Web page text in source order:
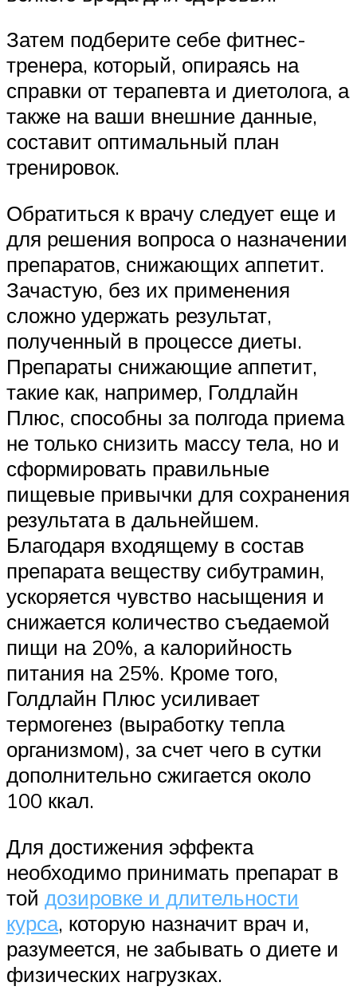
Затем подберите себе фитнес-
тренера, который, опираясь на
справки от терапевта и диетолога, а
также на ваши внешние данные,
составит оптимальный план
тренировок.
Обратиться к врачу следует еще и
для решения вопроса о назначении
препаратов, снижающих аппетит.
Зачастую, без их применения
сложно удержать результат,
полученный в процессе диеты.
Препараты снижающие аппетит,
такие как, например, Голдлайн
Плюс, способны за полгода приема
не только снизить массу тела, но и
сформировать правильные
пищевые привычки для сохранения
результата в дальнейшем.
Благодаря входящему в состав
препарата веществу сибутрамин,
ускоряется чувство насыщения и
снижается количество съедаемой
пищи на 20%, а калорийность
питания на 25%. Кроме того,
Голдлайн Плюс усиливает
термогенез (выработку тепла
организмом), за счет чего в сутки
дополнительно сжигается около
100 ккал.
Для достижения эффекта
необходимо принимать препарат в
той дозировке и длительности
курса, которую назначит врач и,
разумеется, не забывать о диете и
физических нагрузках.